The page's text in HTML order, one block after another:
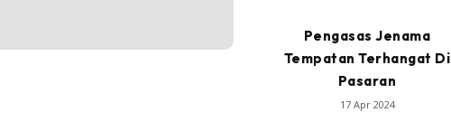
Pengasas Jenama
Tempatan Terhangat Di
Pasaran
17 Apr 2024